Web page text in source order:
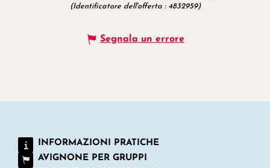
(Identificatore dell'offerta : 4832959)
Segnala un errore
INFORMAZIONI PRATICHE
AVIGNONE PER GRUPPI